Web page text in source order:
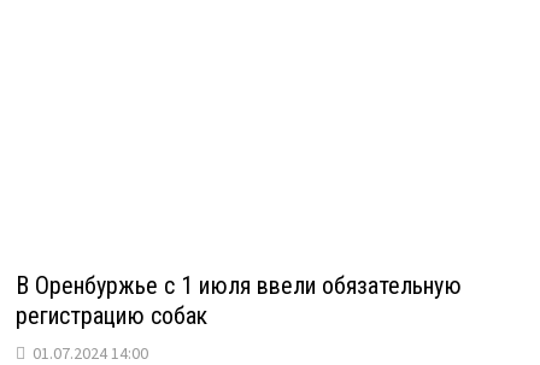
В Оренбуржье с 1 июля ввели обязательную
регистрацию собак
01.07.2024 14:00